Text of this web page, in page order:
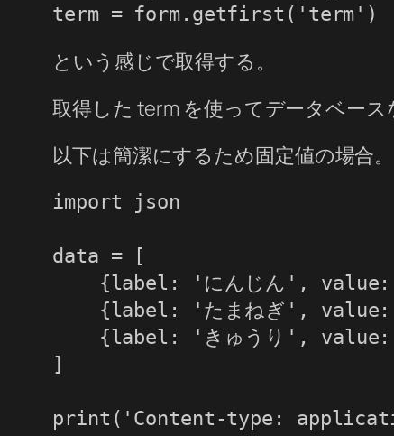
term = form.getfirst('term')
という感じで取得する。
取得した term を使ってデータベース
以下は簡潔にするため固定値の場合。
import json
data = [
{label: 'にんじん', value:
{label: 'たまねぎ', value:
{label: 'きゅうり', value:
]
print('Content-type: